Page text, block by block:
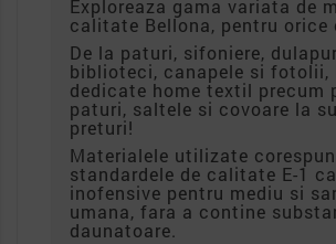
Exploreaza gama variata de
calitate Bellona, pentru orice
De la paturi, sifoniere,
biblioteci, canapele si fotolii,
dedicate home textil precum
paturi, saltele si covoare la
preturi!
Materialele utilizate
standardele de calitate E-1
inofensive pentru mediu si
umana, fara a contine
daunatoare.